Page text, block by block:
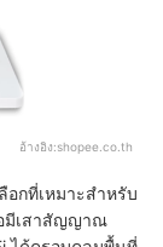
อ้างอิง:shopee.co.th
อกที่เหมาะสำหรับ
มีเสาสัญญาณ